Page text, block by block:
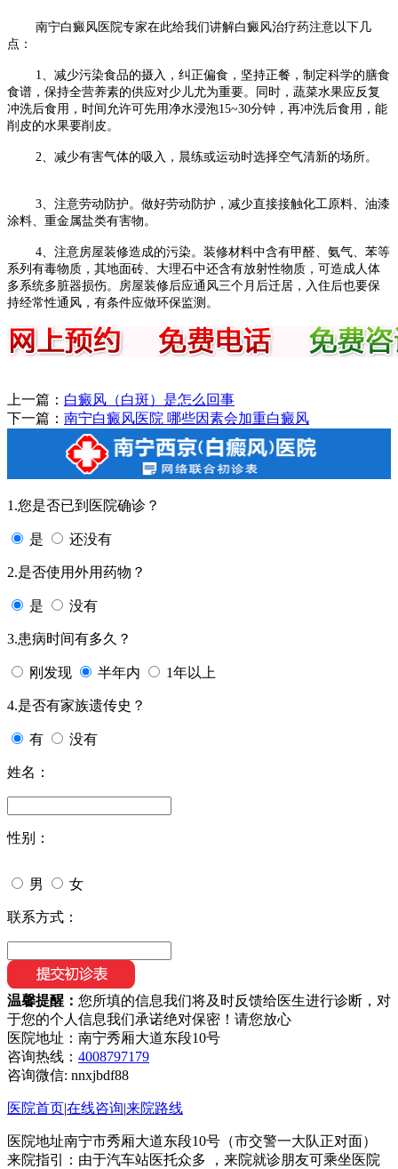
南宁白癜风医院专家在此给我们讲解白癜风治疗药注意以下几
点：
1、减少污染食品的摄入，纠正偏食，坚持正餐，制定科学的膳食
食谱，保持全营养素的供应对少儿尤为重要。同时，蔬菜水果应反复
冲洗后食用，时间允许可先用净水浸泡15~30分钟，再冲洗后食用，能
削皮的水果要削皮。
2、减少有害气体的吸入，晨练或运动时选择空气清新的场所。
3、注意劳动防护。做好劳动防护，减少直接接触化工原料、油漆
涂料、重金属盐类有害物。
4、注意房屋装修造成的污染。装修材料中含有甲醛、氨气、苯等
系列有毒物质，其地面砖、大理石中还含有放射性物质，可造成人体
多系统多脏器损伤。房屋装修后应通风三个月后迁居，入住后也要保
持经常性通风，有条件应做环保监测。
上一篇： 白癜风（白斑）是怎么回事
下一篇： 南宁白癜风医院 哪些因素会加重白癜风
1.您是否已到医院确诊？
是 还没有
2.是否使用外用药物？
是 没有
3.患病时间有多久？
刚发现 半年内 1年以上
4.是否有家族遗传史？
有 没有
姓名：
性别：
男 女
联系方式：
温馨提醒： 您所填的信息我们将及时反馈给医生进行诊断，对
于您的个人信息我们承诺绝对保密！请您放心
医院地址：南宁秀厢大道东段10号
咨询热线： 4008797179
咨询微信: nnxjbdf88
医院首页|在线咨询|来院路线
医院地址南宁市秀厢大道东段10号（市交警一大队正对面）
来院指引：由于汽车站医托众多 ，来院就诊朋友可乘坐医院